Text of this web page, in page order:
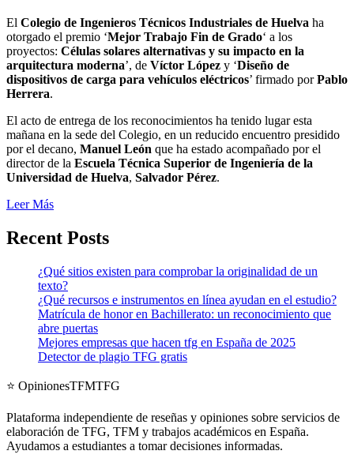
El Colegio de Ingenieros Técnicos Industriales de Huelva ha
otorgado el premio ‘Mejor Trabajo Fin de Grado‘ a los
proyectos: Células solares alternativas y su impacto en la
arquitectura moderna’, de Víctor López y ‘Diseño de
dispositivos de carga para vehículos eléctricos’ firmado porPablo
Herrera.
El acto de entrega de los reconocimientos ha tenido lugar esta
mañana en la sede del Colegio, en un reducido encuentro presidido
por el decano, Manuel León que ha estado acompañado por el
director de la Escuela Técnica Superior de Ingeniería de la
Universidad de Huelva, Salvador Pérez.
Leer Más
Recent Posts
¿Qué sitios existen para comprobar la originalidad de un
texto?
¿Qué recursos e instrumentos en línea ayudan en el estudio?
Matrícula de honor en Bachillerato: un reconocimiento que
abre puertas
Mejores empresas que hacen tfg en España de 2025
Detector de plagio TFG gratis
⭐ OpinionesTFMTFG
Plataforma independiente de reseñas y opiniones sobre servicios de
elaboración de TFG, TFM y trabajos académicos en España.
Ayudamos a estudiantes a tomar decisiones informadas.